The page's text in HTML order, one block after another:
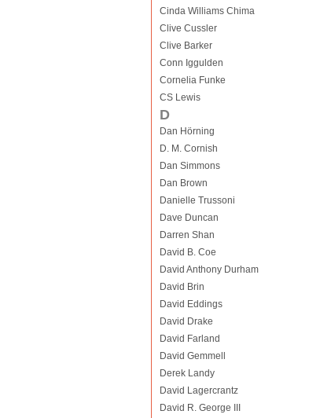
Cinda Williams Chima
Clive Cussler
Clive Barker
Conn Iggulden
Cornelia Funke
CS Lewis
D
Dan Hörning
D. M. Cornish
Dan Simmons
Dan Brown
Danielle Trussoni
Dave Duncan
Darren Shan
David B. Coe
David Anthony Durham
David Brin
David Eddings
David Drake
David Farland
David Gemmell
Derek Landy
David Lagercrantz
David R. George III